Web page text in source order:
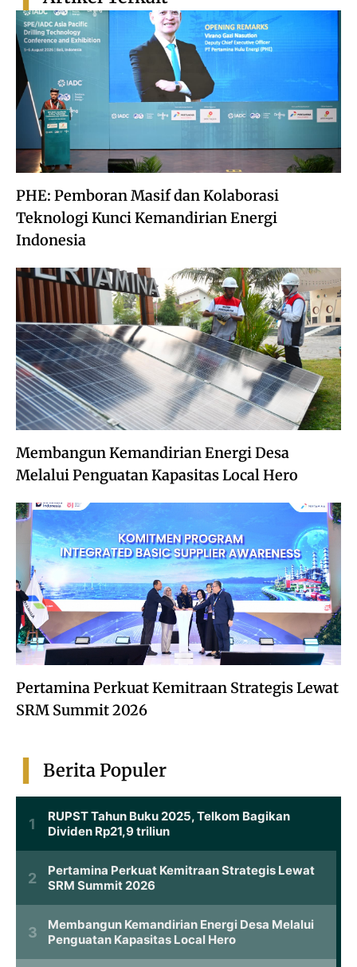
PHE: Pemboran Masif dan Kolaborasi
Teknologi Kunci Kemandirian Energi
Indonesia
Membangun Kemandirian Energi Desa
Melalui Penguatan Kapasitas Local Hero
Pertamina Perkuat Kemitraan Strategis Lewat
SRM Summit 2026
Berita Populer